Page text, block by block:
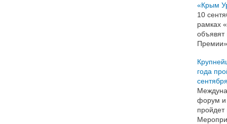
«Крым
10
рамках
года
форум и
пройдет